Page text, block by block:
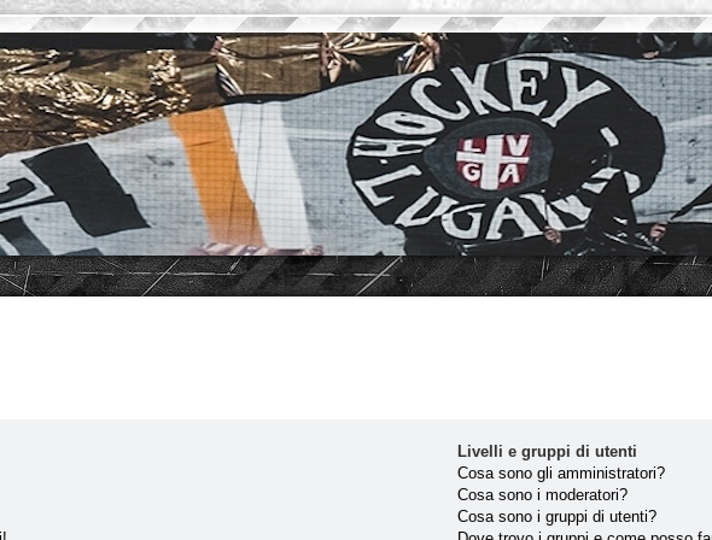
Livelli e gruppi di utenti
Cosa sono gli amministratori?
Cosa sono i moderatori?
Cosa sono i gruppi di utenti?